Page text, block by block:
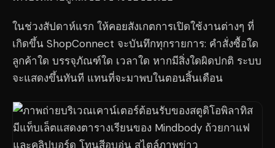
ในช่วงสัปดาห์แรก ให้คอยสังเกตการเปิดใช้งานต่างๆ ที่
เกิดขึ้น ShopConnect จะบันทึกทุกรายการ: คำสั่งซื้อใด
ลูกค้าใด บรรจุภัณฑ์ใด เวลาใด หากมีสิ่งใดผิดปกติ ระบบ
จะแสดงขึ้นทันที แทนที่จะมาพบในตอนสิ้นเดือน